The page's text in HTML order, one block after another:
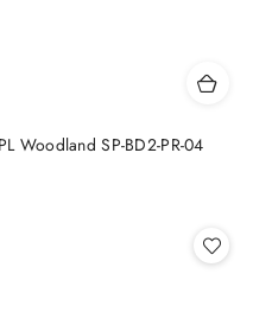
Woodland SP-BD2-PR-04